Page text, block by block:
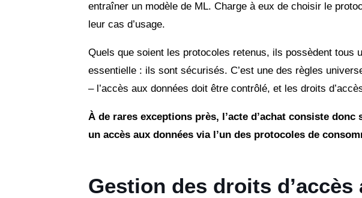
entraîner un modèle de ML. Charge à eux de choisir le
leur cas d’usage.
Quels que soient les protocoles retenus, ils possèdent tous
essentielle : ils sont sécurisés. C’est une des règles
– l’accès aux données doit être contrôlé, et les droits
À de rares exceptions près, l’acte d’achat consiste
un accès aux données via l’un des protocoles de
Gestion des droits d’accès